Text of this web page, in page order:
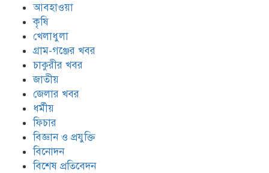
আবহাওয়া
কৃষি
খেলাধুলা
গ্রাম-গঞ্জের খবর
চাকুরীর খবর
জাতীয়
জেলার খবর
ধর্মীয়
ফিচার
বিজ্ঞান ও প্রযুক্তি
বিনোদন
বিশেষ প্রতিবেদন